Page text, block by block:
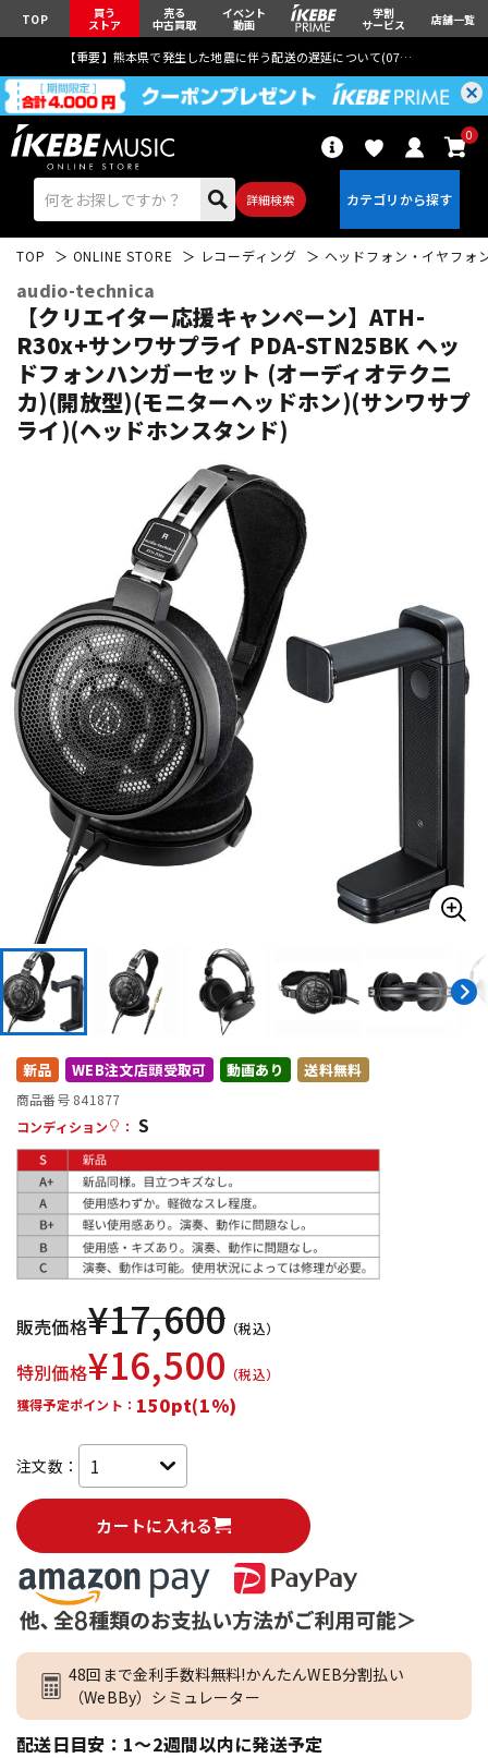
TOP 買う
ストア
売る
中古買取
イベント
動画
学割
サービス 店舗一覧
【重要】熊本県で発生した地震に伴う配送の遅延について(07月29日
詳細検索
0
エレキギター アコギ/エレアコ
キーボード
管楽器 その他楽器
アンプ
DJ機器
レコーディング機器
配信/ライブ機器 楽器アクセサリ
中古 ヴィンテージ
TOP ONLINE STORE レコーディング ヘッドフォン・イヤフォ
audio-technica
【クリエイター応援キャンペーン】ATH-
R30x+サンワサプライ PDA-STN25BK ヘッ
ドフォンハンガーセット (オーディオテクニ
カ)(開放型)(モニターヘッドホン)(サンワサプ
ライ)(ヘッドホンスタンド)
新品 WEB注文店頭受取可 動画あり 送料無料
商品番号 841877
コンディション
： S
販売価格¥17,600 （税込）
特別価格¥16,500 （税込）
獲得予定ポイント： 150pt(1%)
注文数：
カートに入れる
48回まで金利手数料無料!かんたんWEB分割払い
（WeBBy）シミュレーター
配送日目安：1～2週間以内に発送予定